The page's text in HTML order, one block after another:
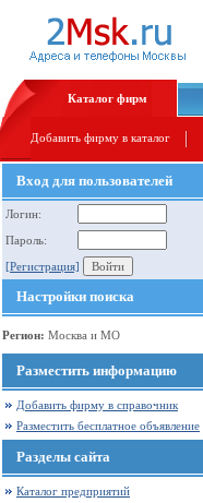
Каталог фирм
Добавить фирму в каталог
Вход для пользователей
Логин:
Пароль:
[Регистрация]
Настройки поиска
Регион: Москва и МО
Разместить информацию
Добавить фирму в справочник
Разместить бесплатное объявление
Разделы сайта
Каталог предприятий